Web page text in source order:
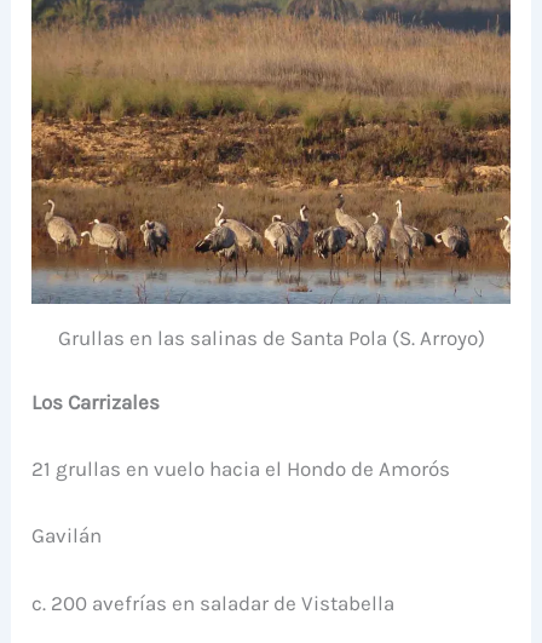
Grullas en las salinas de Santa Pola (S. Arroyo)
Los Carrizales
21 grullas en vuelo hacia el Hondo de Amorós
Gavilán
c. 200 avefrías en saladar de Vistabella